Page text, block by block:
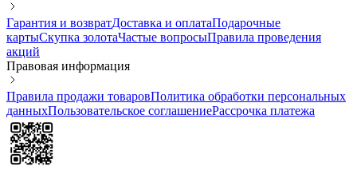
Гарантия и возвратДоставка и оплатаПодарочные
картыСкупка золотаЧастые вопросыПравила проведения
акций
Правовая информация
Правила продажи товаровПолитика обработки персональных
данныхПользовательское соглашениеРассрочка платежа